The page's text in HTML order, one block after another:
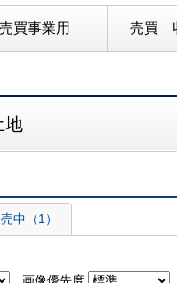
売買事業用 売買
地
中（1）